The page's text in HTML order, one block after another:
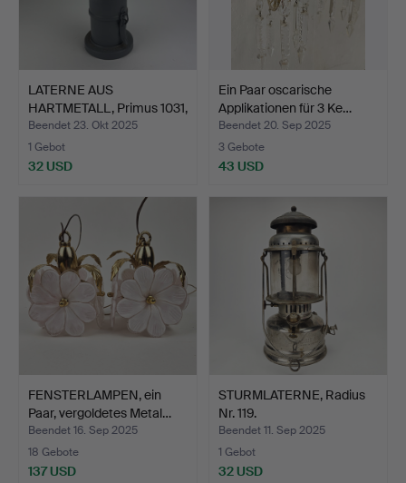
LATERNE AUS
HARTMETALL, Primus 1031,
Hjort…
Beendet 23. Okt 2025
1 Gebot
32 USD
Ein Paar oscarische
Applikationen für 3 Ke…
Beendet 20. Sep 2025
3 Gebote
43 USD
FENSTERLAMPEN, ein
Paar, vergoldetes Metal…
Beendet 16. Sep 2025
18 Gebote
137 USD
STURMLATERNE, Radius
Nr. 119.
Beendet 11. Sep 2025
1 Gebot
32 USD